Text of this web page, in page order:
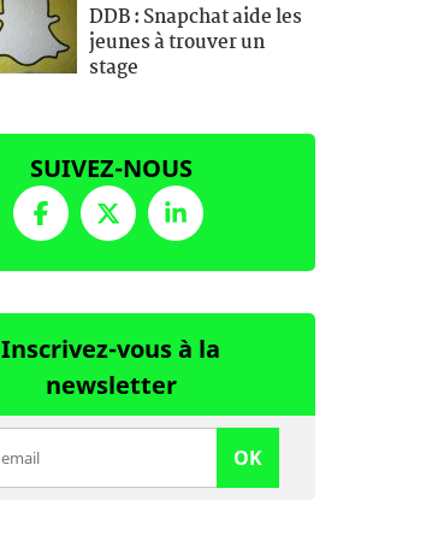
DDB : Snapchat aide les
jeunes à trouver un
stage
SUIVEZ-NOUS
Inscrivez-vous à la
newsletter
OK